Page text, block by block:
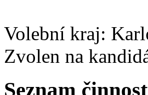
Volební kraj:
Zvolen na
Seznam